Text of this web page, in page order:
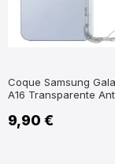
Coque Samsung
A16 Transparente
9,90 €